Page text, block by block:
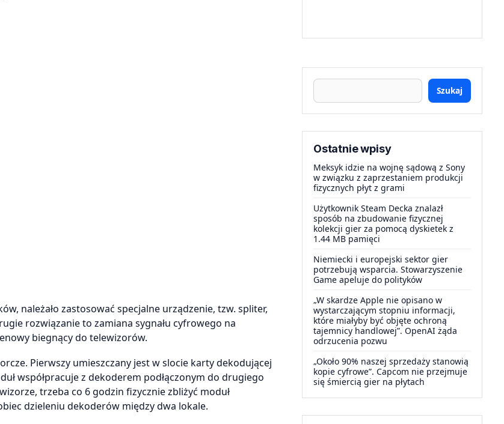
należało zastosować specjalne urządzenie, tzw. spliter,
rozwiązanie to zamiana sygnału cyfrowego na
biegnący do telewizorów.
Pierwszy umieszczany jest w slocie karty dekodującej
współpracuje z dekoderem podłączonym do drugiego
trzeba co 6 godzin fizycznie zbliżyć moduł
dzieleniu dekoderów między dwa lokale.
Szukaj
Ostatnie wpisy
Meksyk idzie na wojnę sądową z Sony
w związku z zaprzestaniem produkcji
fizycznych płyt z grami
Użytkownik Steam Decka znalazł
sposób na zbudowanie fizycznej
kolekcji gier za pomocą dyskietek z
1.44 MB pamięci
Niemiecki i europejski sektor gier
potrzebują wsparcia. Stowarzyszenie
Game apeluje do polityków
„W skardze Apple nie opisano w
wystarczającym stopniu informacji,
które miałyby być objęte ochroną
tajemnicy handlowej”. OpenAI żąda
odrzucenia pozwu
„Około 90% naszej sprzedaży stanowią
kopie cyfrowe”. Capcom nie przejmuje
się śmiercią gier na płytach